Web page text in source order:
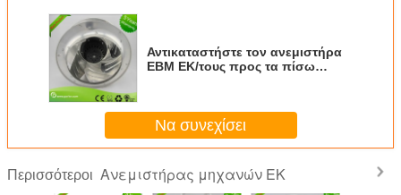
Αντικαταστήστε τον ανεμιστήρα
EBM ΕΚ/τους προς τα πίσω
Να συνεχίσει
Περισσότεροι Ανεμιστήρας μηχανών ΕΚ